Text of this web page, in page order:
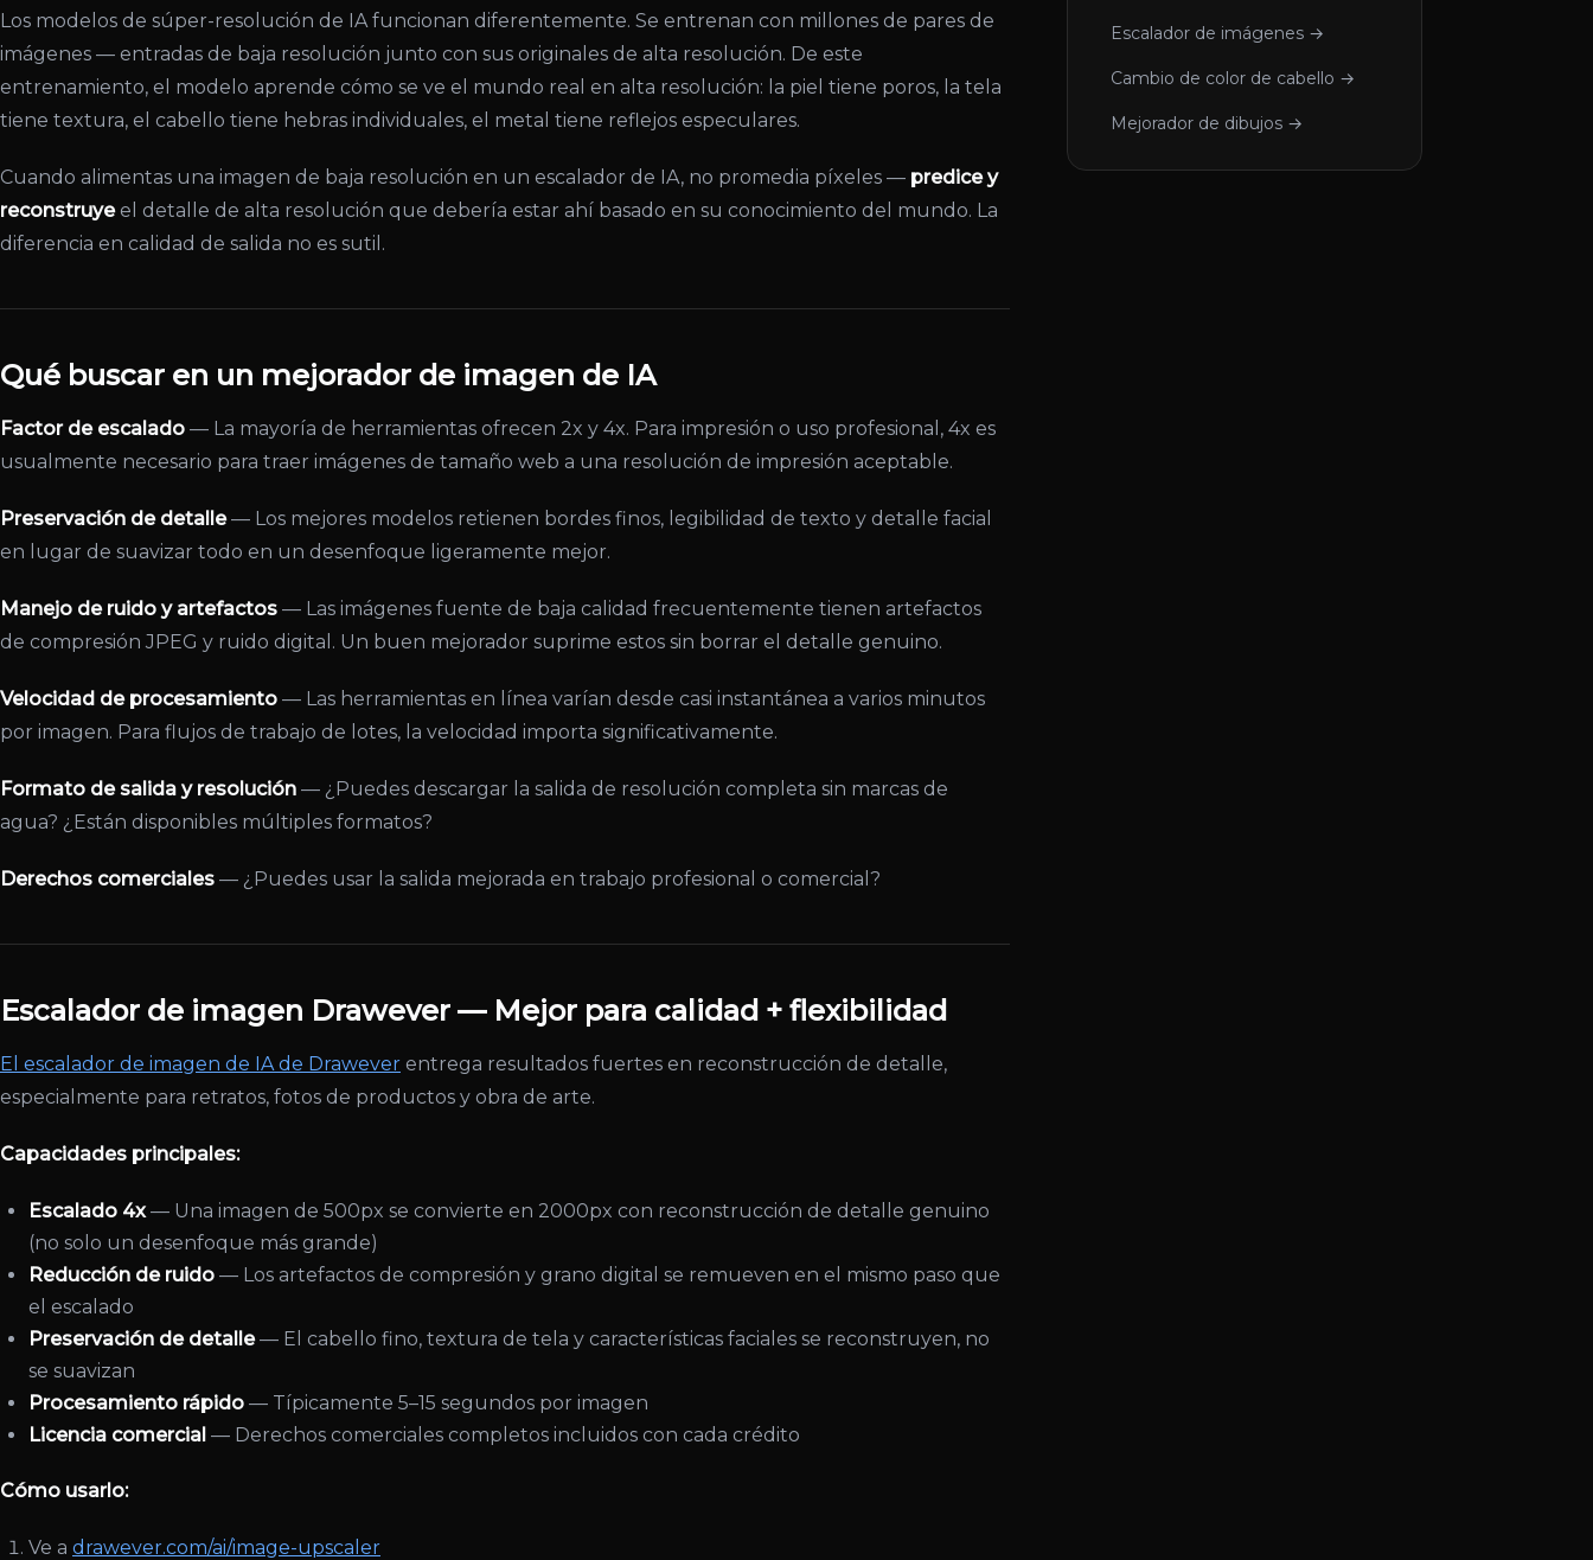
Los modelos de súper-resolución de IA funcionan diferentemente. Se entrenan con millones de pares de
imágenes — entradas de baja resolución junto con sus originales de alta resolución. De este
entrenamiento, el modelo aprende cómo se ve el mundo real en alta resolución: la piel tiene poros, la tela
tiene textura, el cabello tiene hebras individuales, el metal tiene reflejos especulares.
Cuando alimentas una imagen de baja resolución en un escalador de IA, no promedia píxeles — predice y
reconstruyeel detalle de alta resolución que debería estar ahí basado en su conocimiento del mundo. La
diferencia en calidad de salida no es sutil.
Qué buscar en un mejorador de imagen de IA
Factor de escalado — La mayoría de herramientas ofrecen 2x y 4x. Para impresión o uso profesional, 4x es
usualmente necesario para traer imágenes de tamaño web a una resolución de impresión aceptable.
Preservación de detalle— Los mejores modelos retienen bordes finos, legibilidad de texto y detalle facial
en lugar de suavizar todo en un desenfoque ligeramente mejor.
Manejo de ruido y artefactos — Las imágenes fuente de baja calidad frecuentemente tienen artefactos
de compresión JPEG y ruido digital. Un buen mejorador suprime estos sin borrar el detalle genuino.
Velocidad de procesamiento — Las herramientas en línea varían desde casi instantánea a varios minutos
por imagen. Para flujos de trabajo de lotes, la velocidad importa significativamente.
Formato de salida y resolución — ¿Puedes descargar la salida de resolución completa sin marcas de
agua? ¿Están disponibles múltiples formatos?
Derechos comerciales — ¿Puedes usar la salida mejorada en trabajo profesional o comercial?
Escalador de imagen Drawever — Mejor para calidad + flexibilidad
El escalador de imagen de IA de Drawever entrega resultados fuertes en reconstrucción de detalle,
especialmente para retratos, fotos de productos y obra de arte.
Capacidades principales:
Escalado 4x— Una imagen de 500px se convierte en 2000px con reconstrucción de detalle genuino
(no solo un desenfoque más grande)
Reducción de ruido — Los artefactos de compresión y grano digital se remueven en el mismo paso que
el escalado
Preservación de detalle— El cabello fino, textura de tela y características faciales se reconstruyen, no
se suavizan
Procesamiento rápido — Típicamente 5–15 segundos por imagen
Licencia comercial — Derechos comerciales completos incluidos con cada crédito
Cómo usarlo:
Ve a drawever.com/ai/image-upscaler
Escalador de imágenes →
Cambio de color de cabello →
Mejorador de dibujos →